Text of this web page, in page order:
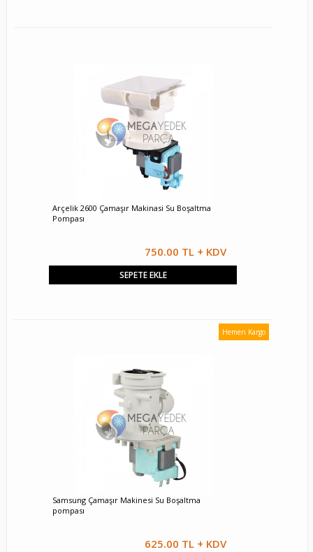
Arçelik 2600 Çamaşır Makinasi Su Boşaltma
Pompası
750.00 TL + KDV
SEPETE EKLE
Hemen Kargo
Samsung Çamaşır Makinesi Su Boşaltma
pompası
625.00 TL + KDV